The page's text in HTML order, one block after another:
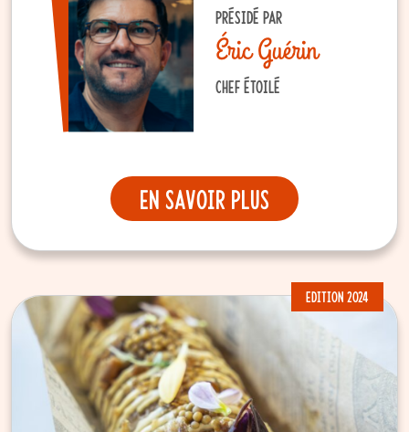
PRÉSIDÉ PAR
Éric Guérin
CHEF ÉTOILÉ
En savoir plus
EDITION 2024